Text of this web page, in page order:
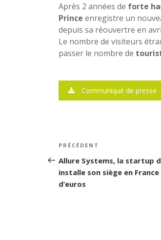
Après 2 années de forte
Prince enregistre un
depuis sa réouvertre en
Le nombre de visiteurs
passer le nombre de
Communiqué de presse
Navigation
de
l’article
Article
précédent
PRÉCÉDENT
Allure Systems, la startup
installe son siège en
d’euros